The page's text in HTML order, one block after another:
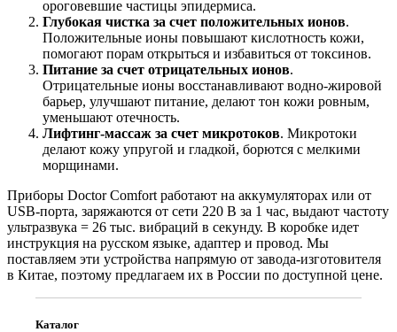
ороговевшие частицы эпидермиса.
Глубокая чистка за счет положительных ионов.
Положительные ионы повышают кислотность кожи,
помогают порам открыться и избавиться от токсинов.
Питание за счет отрицательных ионов.
Отрицательные ионы восстанавливают водно-жировой
барьер, улучшают питание, делают тон кожи ровным,
уменьшают отечность.
Лифтинг-массаж за счет микротоков. Микротоки
делают кожу упругой и гладкой, борются с мелкими
морщинами.
Приборы Doctor Comfort работают на аккумуляторах или от
USB-порта, заряжаются от сети 220 В за 1 час, выдают частоту
ультразвука = 26 тыс. вибраций в секунду. В коробке идет
инструкция на русском языке, адаптер и провод. Мы
поставляем эти устройства напрямую от завода-изготовителя
в Китае, поэтому предлагаем их в России по доступной цене.
Каталог